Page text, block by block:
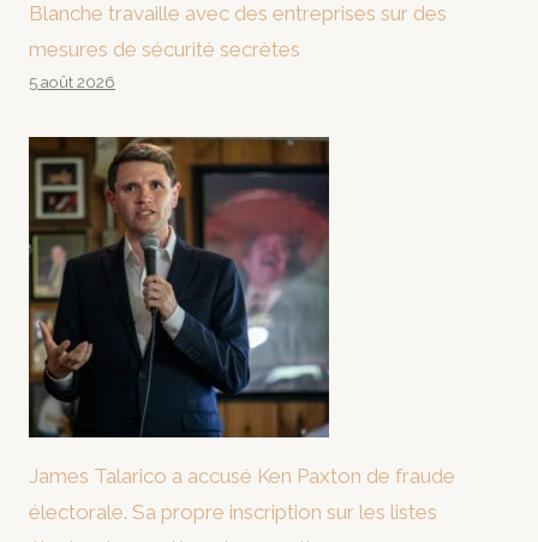
Blanche travaille avec des entreprises sur des
mesures de sécurité secrètes
5 août 2026
James Talarico a accusé Ken Paxton de fraude
électorale. Sa propre inscription sur les listes